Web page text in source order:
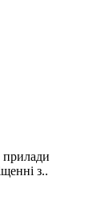
прилади
з..